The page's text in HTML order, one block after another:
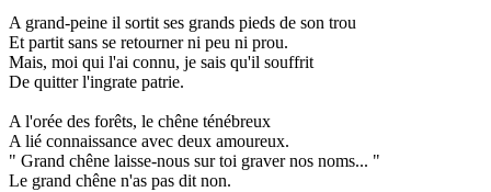
A grand-peine il sortit ses grands pieds de son trou
Et partit sans se retourner ni peu ni prou.
Mais, moi qui l'ai connu, je sais qu'il souffrit
De quitter l'ingrate patrie.
A l'orée des forêts, le chêne ténébreux
A lié connaissance avec deux amoureux.
" Grand chêne laisse-nous sur toi graver nos noms... "
Le grand chêne n'as pas dit non.